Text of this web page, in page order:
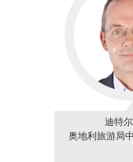
迪特
奥地利旅游局